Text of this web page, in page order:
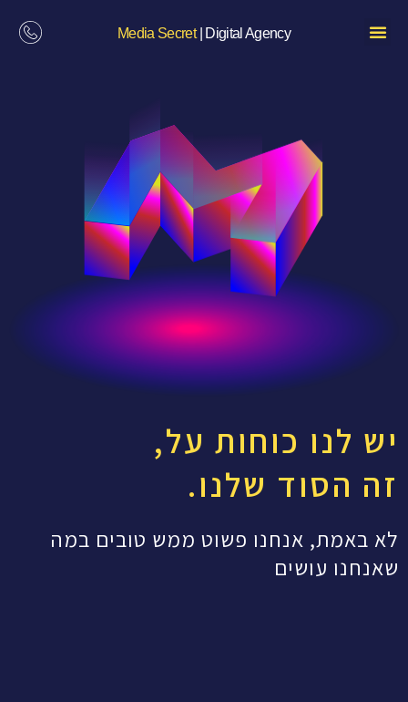
Media Secret| Digital Agency
יש לנו כוחות על,
זה הסוד שלנו.
לא באמת, אנחנו פשוט ממש טובים במה
שאנחנו עושים